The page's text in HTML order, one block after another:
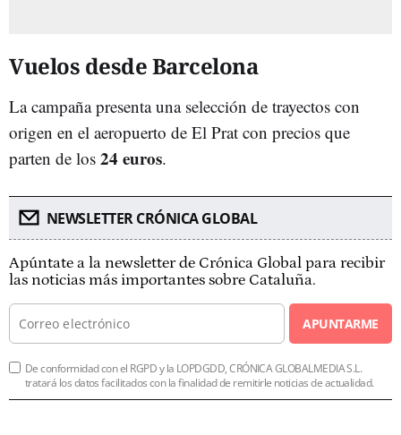
Vuelos desde Barcelona
La campaña presenta una selección de trayectos con
origen en el aeropuerto de El Prat con precios que
parten de los 24 euros.
NEWSLETTER CRÓNICA GLOBAL
Apúntate a la newsletter de Crónica Global para recibir
las noticias más importantes sobre Cataluña.
APUNTARME
De conformidad con el RGPD y la LOPDGDD, CRÓNICA GLOBALMEDIA S.L.
tratará los datos facilitados con la finalidad de remitirle noticias de actualidad.